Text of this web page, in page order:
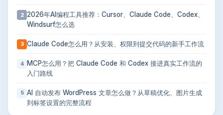
2 2026年AI编程工具推荐：Cursor、Claude Code、Codex、
Windsurf怎么选
3 Claude Code怎么用？从安装、权限到提交代码的新手工作流
4
MCP怎么用？把 Claude Code 和 Codex 接进真实工作流的
入门路线
5 AI 自动发布 WordPress 文章怎么做？从草稿优化、图片生成
到标签设置的完整流程